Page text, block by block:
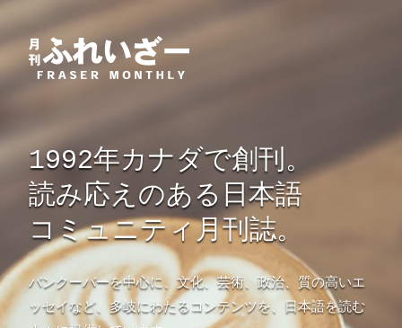
1992年カナダで創刊。
読み応えのある日本語
コミュニティ月刊誌。
バンクーバーを中心に、文化、芸術、政治、質の高いエ
ッセイなど、多岐にわたるコンテンツを、日本語を読む